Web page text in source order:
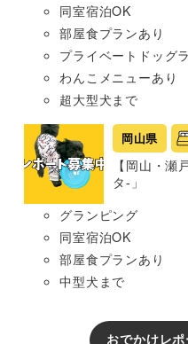
同室宿泊OK
部屋食プランあり
プライベートドッグ
わんこメニューあり
超大型犬まで
岡山県
【岡山・瀬
タ-」
グランピング
同室宿泊OK
部屋食プランあり
中型犬まで
おでかけレ